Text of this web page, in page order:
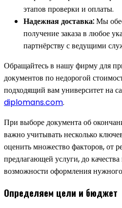
этапов проверки и оплаты.
Надежная доставка:Мы
получение заказа в любое
партнёрству с ведущими
Обращайтесь в нашу фирму для
документов по недорогой
подходящий вам университет на
diplomans.com.
При выборе документа об
важно учитывать несколько
оценить множество факторов, от
предлагающей услуги, до
возможности оформления
Определяем цели и бюджет